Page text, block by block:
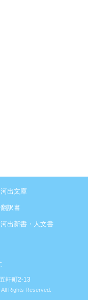
河出文庫
翻訳書
河出新書・人文書
軒町2-13
Rights Reserved.